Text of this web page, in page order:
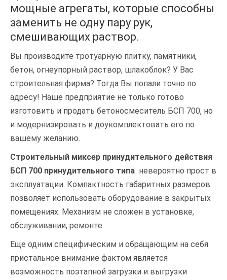
мощные агрегаты, которые способны
заменить не одну пару рук,
смешивающих раствор.
Вы производите тротуарную плитку, памятники,
бетон, огнеупорный раствор, шлакоблок? У Вас
строительная фирма? Тогда Вы попали точно по
адресу! Наше предприятие не только готово
изготовить и продать бетоносмеситель БСП 700, но
и модернизировать и доукомплектовать его по
вашему желанию.
Строительный миксер принудительного действия
БСП 700 принудительного типа невероятно прост в
эксплуатации. Компактность габаритных размеров
позволяет использовать оборудование в закрытых
помещениях. Механизм не сложен в установке,
обслуживании, ремонте.
Еще одним специфическим и обращающим на себя
пристальное внимание фактом является
возможность поэтапной загрузки и выгрузки